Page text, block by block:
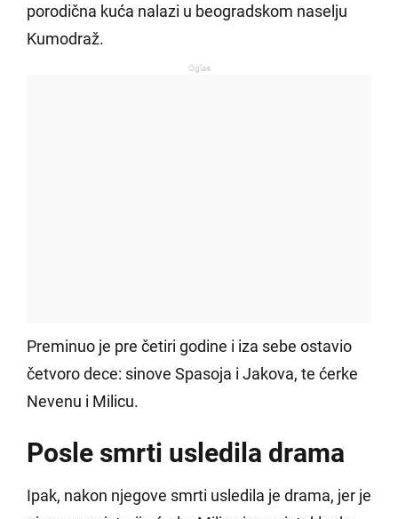
porodična kuća nalazi u beogradskom naselju
Kumodraž.
Oglas
Preminuo je pre četiri godine i iza sebe ostavio
četvoro dece: sinove Spasoja i Jakova, te ćerke
Nevenu i Milicu.
Posle smrti usledila drama
Ipak, nakon njegove smrti usledila je drama, jer je